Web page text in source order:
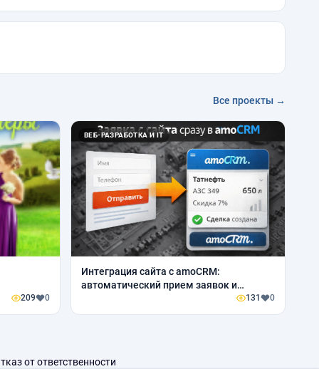
Все проекты →
209 0
ВЕБ-РАЗРАБОТКА И IT
Интеграция сайта с amoCRM:
автоматический прием заявок и
управление сделками для бизнеса
автозапчастей
131 0
от ответственности